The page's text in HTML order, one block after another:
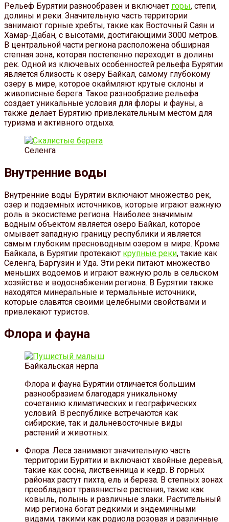
Рельеф Бурятии разнообразен и включает горы, степи,
долины и реки. Значительную часть территории
занимают горные хребты, такие как Восточный Саян и
Хамар-Дабан, с высотами, достигающими 3000 метров.
В центральной части региона расположена обширная
степная зона, которая постепенно переходит в долины
рек. Одной из ключевых особенностей рельефа Бурятии
является близость к озеру Байкал, самому глубокому
озеру в мире, которое окаймляют крутые склоны и
живописные берега. Такое разнообразие рельефа
создает уникальные условия для флоры и фауны, а
также делает Бурятию привлекательным местом для
туризма и активного отдыха.
Селенга
Внутренние воды
Внутренние воды Бурятии включают множество рек,
озер и подземных источников, которые играют важную
роль в экосистеме региона. Наиболее значимым
водным объектом является озеро Байкал, которое
омывает западную границу республики и является
самым глубоким пресноводным озером в мире. Кроме
Байкала, в Бурятии протекают крупные реки, такие как
Селенга, Баргузин и Уда. Эти реки питают множество
меньших водоемов и играют важную роль в сельском
хозяйстве и водоснабжении региона. В Бурятии также
находятся минеральные и термальные источники,
которые славятся своими целебными свойствами и
привлекают туристов.
Флора и фауна
Байкальская нерпа
Флора и фауна Бурятии отличается большим
разнообразием благодаря уникальному
сочетанию климатических и географических
условий. В республике встречаются как
сибирские, так и дальневосточные виды
растений и животных.
Флора. Леса занимают значительную часть
территории Бурятии и включают хвойные деревья,
такие как сосна, лиственница и кедр. В горных
районах растут пихта, ель и береза. В степных зонах
преобладают травянистые растения, такие как
ковыль, полынь и различные злаки. Растительный
мир региона богат редкими и эндемичными
видами, такими как родиола розовая и различные